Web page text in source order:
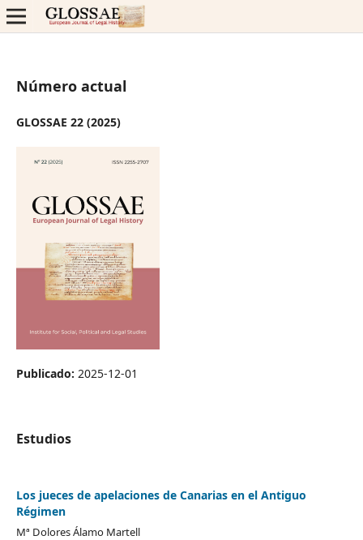
Número actual
GLOSSAE 22 (2025)
Publicado: 2025-12-01
Estudios
Los jueces de apelaciones de Canarias en el Antiguo
Régimen
Mª Dolores Álamo Martell